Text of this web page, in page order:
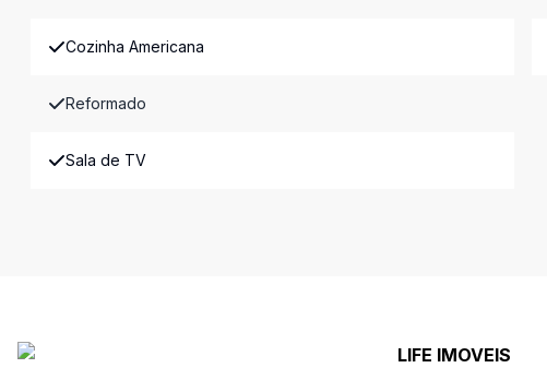
Cozinha Americana
Reformado
Sala de TV
LIFE IMOVEIS